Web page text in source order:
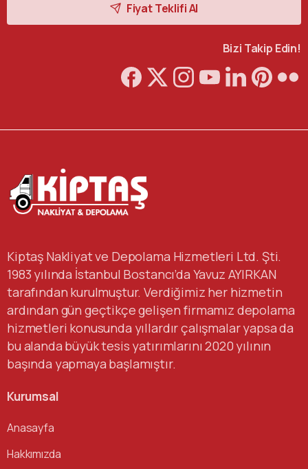
Fiyat Teklifi Al
Bizi Takip Edin!
Kiptaş Nakliyat ve Depolama Hizmetleri Ltd. Şti.
1983 yılında İstanbul Bostancı’da Yavuz AYIRKAN
tarafından kurulmuştur. Verdiğimiz her hizmetin
ardından gün geçtikçe gelişen firmamız depolama
hizmetleri konusunda yıllardır çalışmalar yapsa da
bu alanda büyük tesis yatırımlarını 2020 yılının
başında yapmaya başlamıştır.
Kurumsal
Anasayfa
Hakkımızda